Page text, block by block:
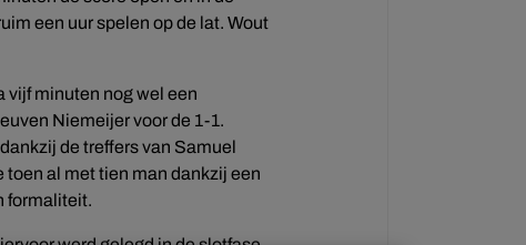
een uur spelen op de lat. Wout
vijf minuten nog wel een
Niemeijer voor de 1-1.
de treffers van Samuel
al met tien man dankzij een
formaliteit.